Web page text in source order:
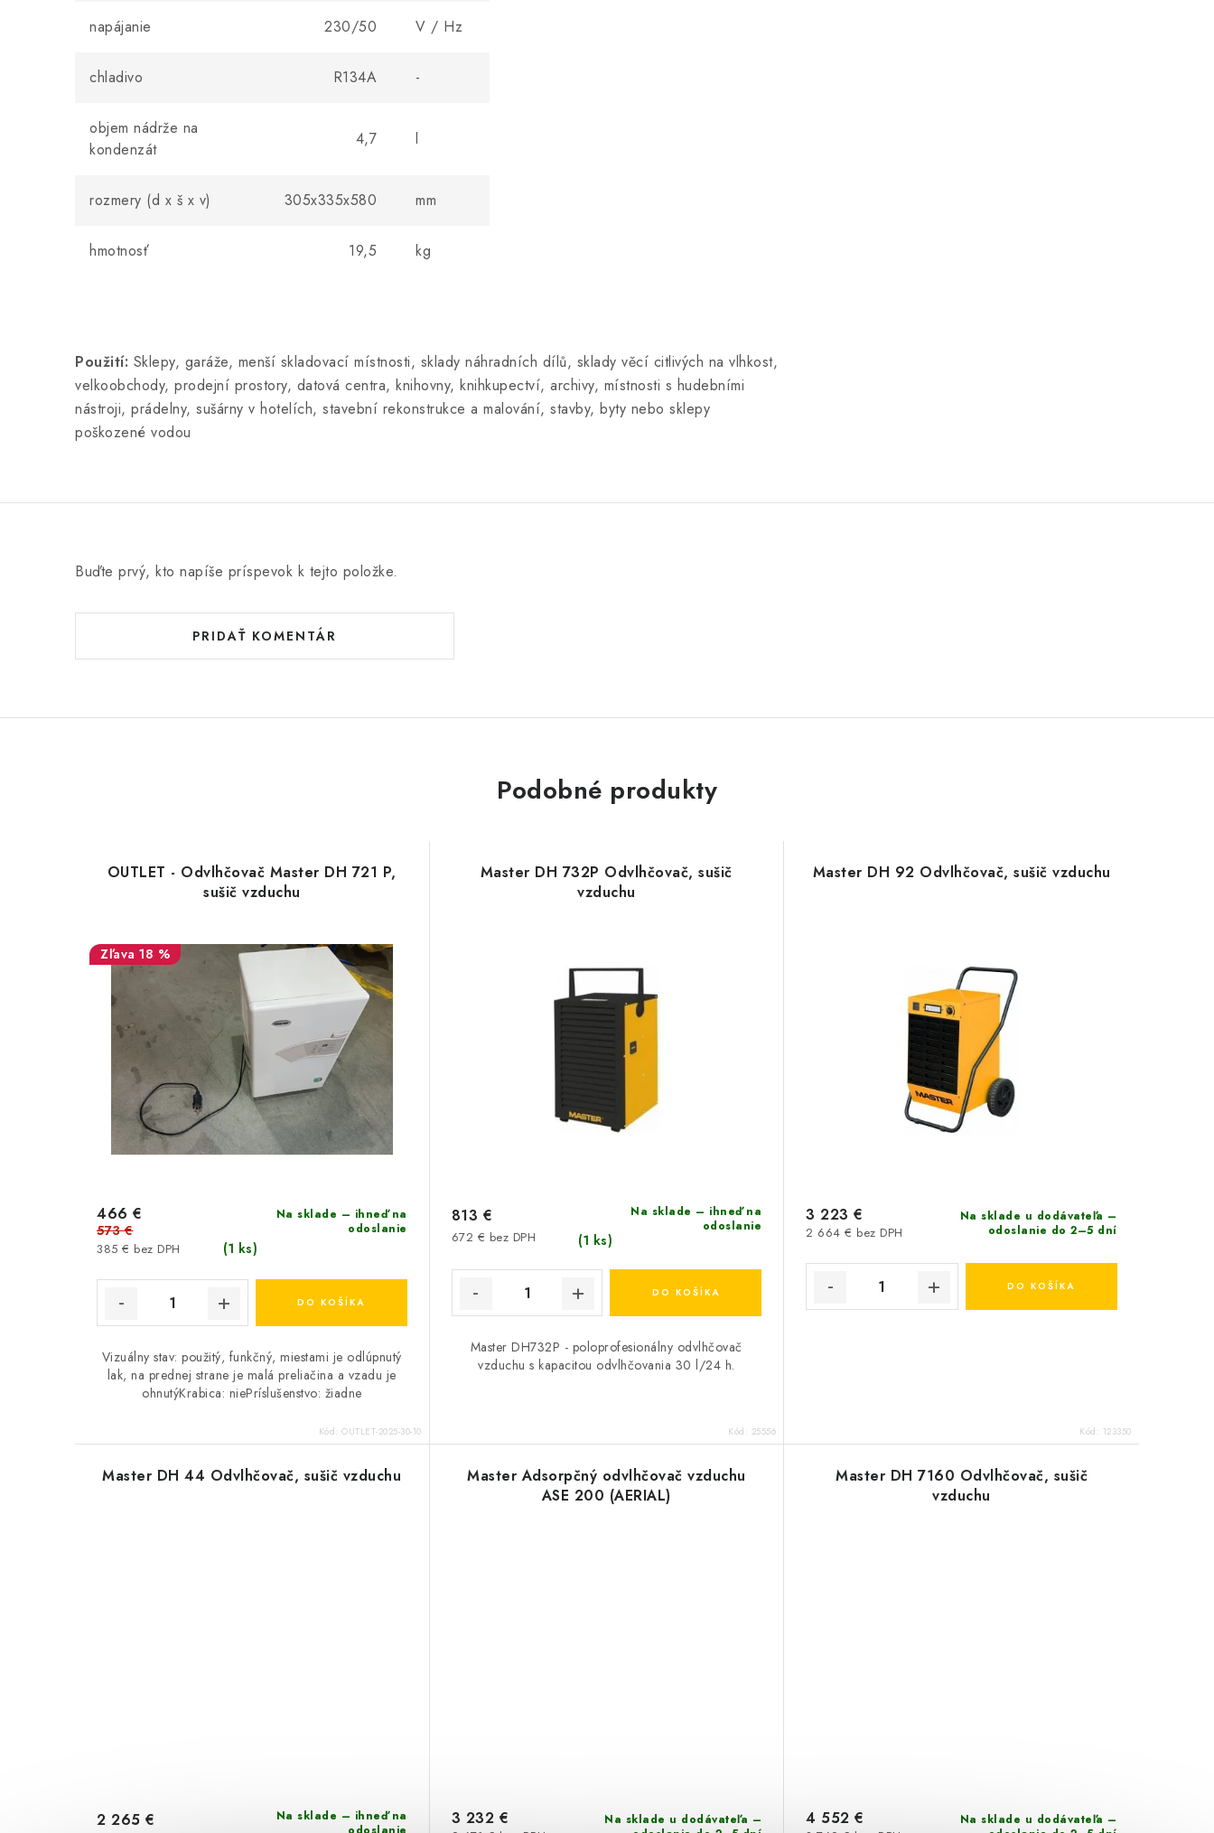
napájanie 230/50 V / Hz
chladivo R134A -
objem nádrže na
kondenzát
4,7 l
rozmery (d x š x v) 305x335x580 mm
hmotnosť 19,5 kg
Použití: Sklepy, garáže, menší skladovací místnosti, sklady náhradních dílů, sklady věcí citlivých na vlhkost,
velkoobchody, prodejní prostory, datová centra, knihovny, knihkupectví, archivy, místnosti s hudebními
nástroji, prádelny, sušárny v hotelích, stavební rekonstrukce a malování, stavby, byty nebo sklepy
poškozené vodou
Buďte prvý, kto napíše príspevok k tejto položke.
PRIDAŤ KOMENTÁR
Podobné produkty
OUTLET - Odvlhčovač Master DH 721 P,
sušič vzduchu
18 %
Na sklade – ihneď na
odoslanie
(1 ks)
385 € bez DPH
466 €
573 €
DO KOŠÍKA
Vizuálny stav: použitý, funkčný, miestami je odlúpnutý
lak, na prednej strane je malá preliačina a vzadu je
ohnutýKrabica: niePríslušenstvo: žiadne
Kód:OUTLET-2025-30-10
Master DH 732P Odvlhčovač, sušič
vzduchu
Na sklade – ihneď na
odoslanie
(1 ks)
672 € bez DPH
813 €
DO KOŠÍKA
Master DH732P - poloprofesionálny odvlhčovač
vzduchu s kapacitou odvlhčovania 30 l/24 h.
Kód: 25556
Master DH 92 Odvlhčovač, sušič vzduchu
Na sklade u dodávateľa –
odoslanie do 2–5 dní
2 664 € bez DPH
3 223 €
DO KOŠÍKA
Kód: 123350
Master DH 44 Odvlhčovač, sušič vzduchu
Na sklade – ihneď na
2 265 €
Master Adsorpčný odvlhčovač vzduchu
ASE 200 (AERIAL)
Na sklade u dodávateľa –
3 232 €
Master DH 7160 Odvlhčovač, sušič
vzduchu
Na sklade u dodávateľa –
4 552 €